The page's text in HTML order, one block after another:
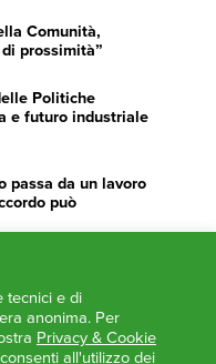
Comunità,
prossimità”
Politiche
e futuro industriale
passa da un lavoro
può
tecnici e di
anonima. Per
Privacy & Cookie
all'utilizzo dei